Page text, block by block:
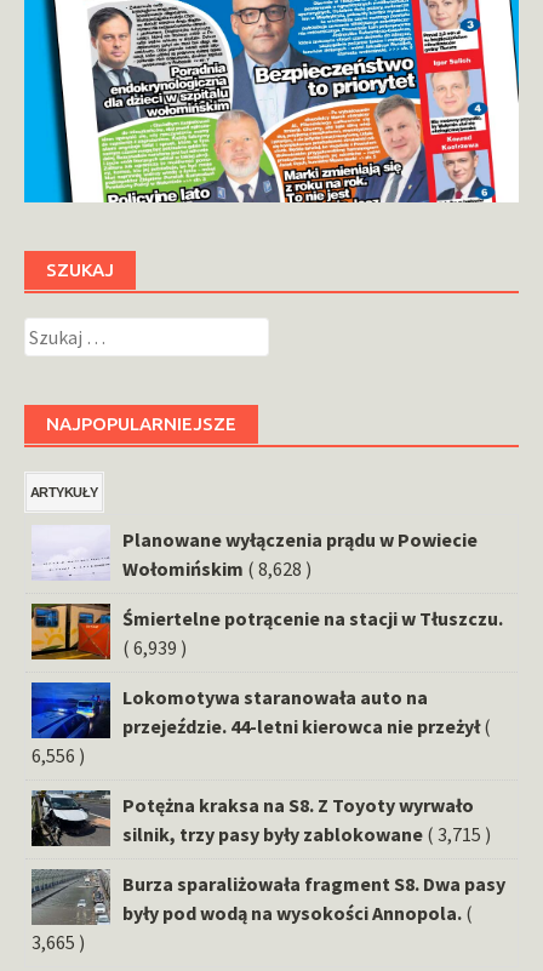
SZUKAJ
Szukaj:
NAJPOPULARNIEJSZE
ARTYKUŁY
Planowane wyłączenia prądu w Powiecie
Wołomińskim ( 8,628 )
Śmiertelne potrącenie na stacji w Tłuszczu.
( 6,939 )
Lokomotywa staranowała auto na
przejeździe. 44-letni kierowca nie przeżył (
6,556 )
Potężna kraksa na S8. Z Toyoty wyrwało
silnik, trzy pasy były zablokowane ( 3,715 )
Burza sparaliżowała fragment S8. Dwa pasy
były pod wodą na wysokości Annopola. (
3,665 )